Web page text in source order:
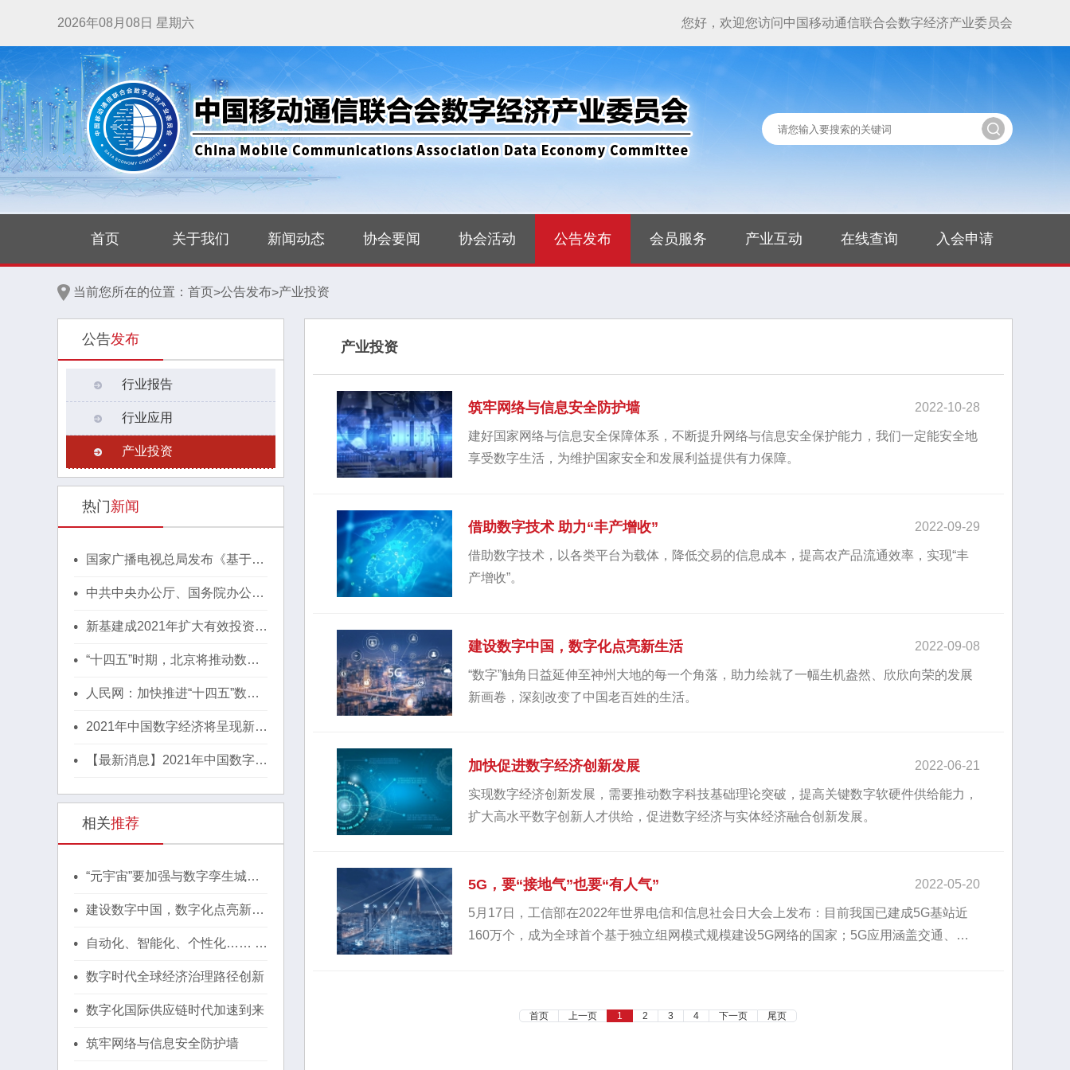
2026年08月08日 星期六 您好，欢迎您访问中国移动通信联合会数字经济产业委员会
首页 关于我们 新闻动态 协会要闻 协会活动 公告发布 会员服务 产业互动 在线查询 入会申请
当前您所在的位置： 首页>公告发布>产业投资
公告发布
行业报告
行业应用
产业投资
热门 新闻
国家广播电视总局发布《基于区
版）》
中共中央办公厅、国务院办公厅
等新技术基础设施建设！
新基建成2021年扩大有效投资重
省级“点线心站台园”
“十四五”时期，北京将推动数字
人民网：加快推进“十四五”数字
2021年中国数字经济将呈现新格
【最新消息】2021年中国数字经
相关推荐
“元宇宙”要加强与数字孪生城市
建设数字中国，数字化点亮新生
自动化、智能化、个性化…… 制
数字时代全球经济治理路径创新
数字化国际供应链时代加速到来
筑牢网络与信息安全防护墙
产业投资
筑牢网络与信息安全防护墙 2022-10-28
建好国家网络与信息安全保障体系，不断提升网络与信息安全保护能力，我们一定能安全地
享受数字生活，为维护国家安全和发展利益提供有力保障。
借助数字技术 助力“丰产增收” 2022-09-29
借助数字技术，以各类平台为载体，降低交易的信息成本，提高农产品流通效率，实现“丰
产增收”。
建设数字中国，数字化点亮新生活 2022-09-08
“数字”触角日益延伸至神州大地的每一个角落，助力绘就了一幅生机盎然、欣欣向荣的发展
新画卷，深刻改变了中国老百姓的生活。
加快促进数字经济创新发展 2022-06-21
实现数字经济创新发展，需要推动数字科技基础理论突破，提高关键数字软硬件供给能力，
扩大高水平数字创新人才供给，促进数字经济与实体经济融合创新发展。
5G，要“接地气”也要“有人气” 2022-05-20
5月17日，工信部在2022年世界电信和信息社会日大会上发布：目前我国已建成5G基站近
160万个，成为全球首个基于独立组网模式规模建设5G网络的国家；5G应用涵盖交通、医
首页 上一页 1 2 3 4 下一页 尾页